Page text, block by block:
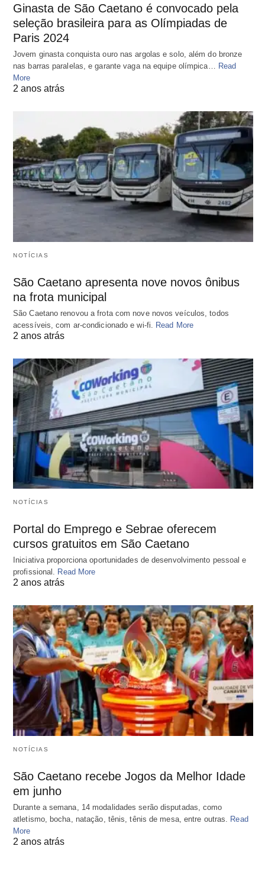
Ginasta de São Caetano é convocado pela
seleção brasileira para as Olímpiadas de
Paris 2024
Jovem ginasta conquista ouro nas argolas e solo, além do bronze
nas barras paralelas, e garante vaga na equipe olímpica… Read
More
2 anos atrás
NOTÍCIAS
São Caetano apresenta nove novos ônibus
na frota municipal
São Caetano renovou a frota com nove novos veículos, todos
acessíveis, com ar-condicionado e wi-fi.
Read More
2 anos atrás
NOTÍCIAS
Portal do Emprego e Sebrae oferecem
cursos gratuitos em São Caetano
Iniciativa proporciona oportunidades de desenvolvimento pessoal e
profissional. Read More
2 anos atrás
NOTÍCIAS
São Caetano recebe Jogos da Melhor Idade
em junho
Durante a semana, 14 modalidades serão disputadas, como
atletismo, bocha, natação, tênis, tênis de mesa, entre outras. Read
More
2 anos atrás